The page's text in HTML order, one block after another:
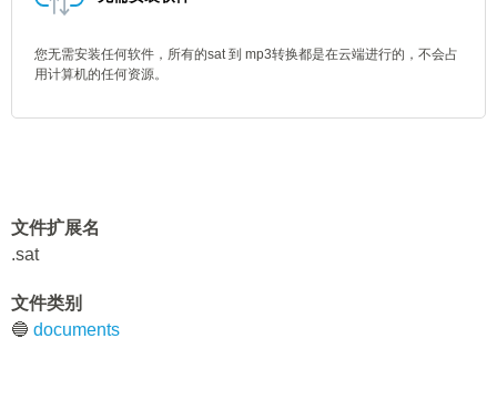
您无需安装任何软件，所有的sat 到 mp3转换都是在云端进行的，不会占
用计算机的任何资源。
文件扩展名
.sat
文件类别
🔵 documents